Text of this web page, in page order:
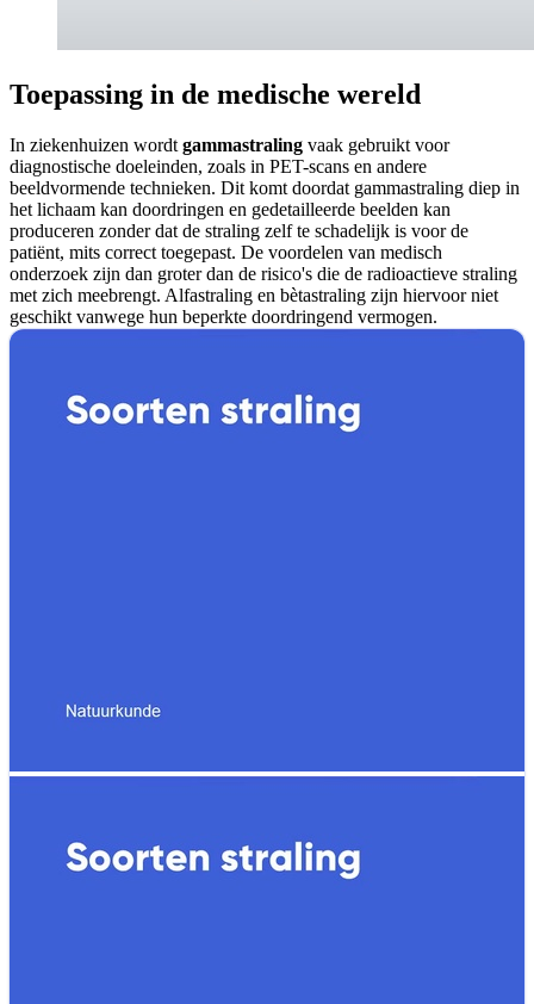
Toepassing in de medische wereld
In ziekenhuizen wordt gammastraling vaak gebruikt voor
diagnostische doeleinden, zoals in PET-scans en andere
beeldvormende technieken. Dit komt doordat gammastraling diep in
het lichaam kan doordringen en gedetailleerde beelden kan
produceren zonder dat de straling zelf te schadelijk is voor de
patiënt, mits correct toegepast. De voordelen van medisch
onderzoek zijn dan groter dan de risico's die de radioactieve straling
met zich meebrengt. Alfastraling en bètastraling zijn hiervoor niet
geschikt vanwege hun beperkte doordringend vermogen.